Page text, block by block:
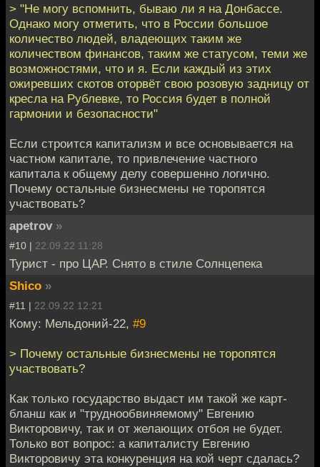
> "Не могу вспомнить, бываю ли я на Донбассе.
Однако могу отметить, что в России большое
количество людей, владеющих таким же
количеством финансов, таким же статусом, теми же
возможностями, что и я. Если каждый из этих
ожиревших скотов оторвёт свою розовую задницу от
кресла на Рублевке, то Россия будет в полной
гармонии и безопасности"
Если строится капитализм и все основывается на
частном капитале, то привлечение частного
капитала к общему делу совершенно логично.
Почему остальные бизнесмены не торопятся
участвовать?
apetrov »
#10 | 22.09.22 11:28
Турист - про ЦАР. Снято в стиле Солнцепека
Shico »
#11 | 22.09.22 12:21
Кому: Мельдоний-22, #9
> Почему остальные бизнесмены не торопятся
участвовать?
Как только государство выдаст им такой же карт-
бланш как и "труднообвиняемому" Евгению
Викторовичу, так и от желающих отбоя не будет.
Только вот вопрос: а капиталисту Евгению
Викторовичу эта конкуренция на кой черт сдалась?